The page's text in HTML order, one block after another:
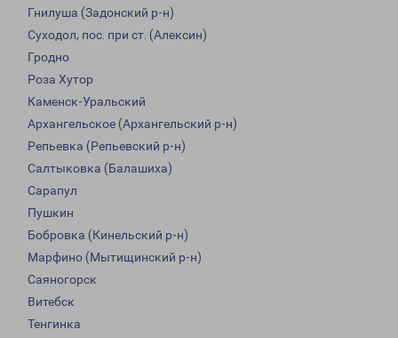
Гнилуша (Задонский р-н)
Суходол, пос. при ст. (Алексин)
Гродно
Роза Хутор
Каменск-Уральский
Архангельское (Архангельский р-н)
Репьевка (Репьевский р-н)
Салтыковка (Балашиха)
Сарапул
Пушкин
Бобровка (Кинельский р-н)
Марфино (Мытищинский р-н)
Саяногорск
Витебск
Тенгинка